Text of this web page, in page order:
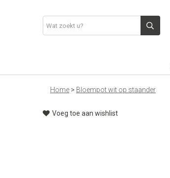
Home > Bloempot wit op staander
Voeg toe aan wishlist